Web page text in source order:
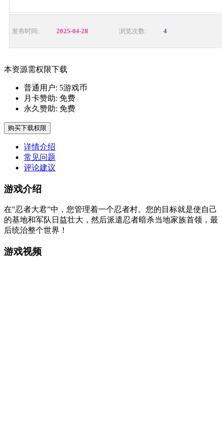
发布时间: 2025-04-28 浏览次数: 4
本资源需权限下载
普通用户: 5游戏币
月卡赞助: 免费
永久赞助: 免费
购买下载权限
详情介绍
常见问题
评论建议
游戏介绍
在"忍者大君”中，您管理着一个忍者村。您的目标就是使自己
的基地和军队日益壮大，然后派遣忍者暗杀当地家族首领，最
后统治整个世界！
游戏视频